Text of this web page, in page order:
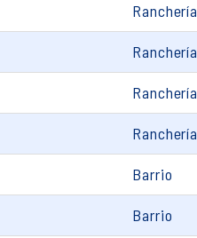
Ranchería
Ranchería
Ranchería
Ranchería
Barrio
Barrio